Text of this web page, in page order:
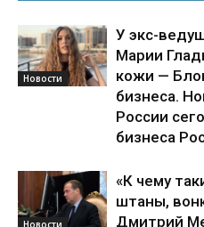
Новости
У экс-
Марии
кожи —
бизнеса.
России
бизнеса
Новости
«К чему
штаны,
Дмитрий